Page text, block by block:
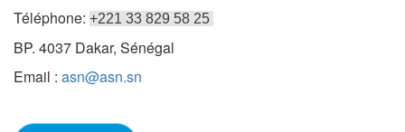
Téléphone: +221 33 829 58 25
BP. 4037 Dakar, Sénégal
Email : asn@asn.sn